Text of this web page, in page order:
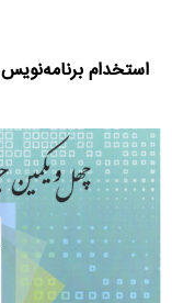
استخدام برنامه‌نویس ASP.NET و SQL Server - تیرماه 1405